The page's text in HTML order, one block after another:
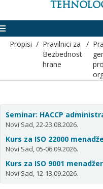
Propisi / Pravilnici za
Bezbednost
hrane
/
Seminar: HACCP
Novi Sad, 22-23.08.2026.
Kurs za ISO 22000
Novi Sad, 05-06.09.2026.
Kurs za ISO 9001
Novi Sad, 12-13.09.2026.